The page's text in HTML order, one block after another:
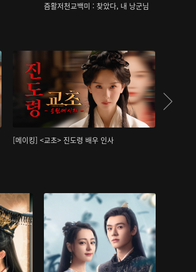
즘활저천교백미 : 찾았다, 내 낭군님
[메이킹] <교초> 진도령 배우 인사